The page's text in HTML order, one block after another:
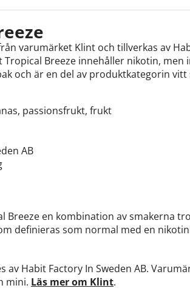
varumärket Klint och tillverkas av
Breeze innehåller nikotin,
och är en del av produktkategorin vitt
passionsfrukt, frukt
AB
Breeze en kombination av smakerna
definieras som normal med en
av Habit Factory In Sweden AB.
mini. Läs mer om Klint.